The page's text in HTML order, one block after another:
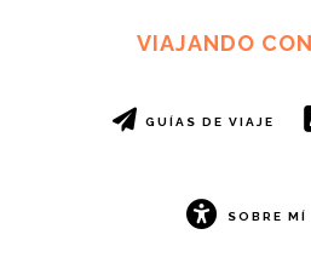
VIAJANDO
GUÍAS DE VIAJE
SOBRE MÍ